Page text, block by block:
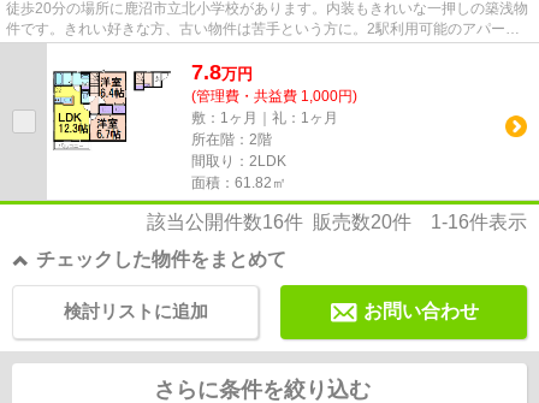
徒歩20分の場所に鹿沼市立北小学校があります。内装もきれいな一押しの築浅物
件です。きれい好きな方、古い物件は苦手という方に。2駅利用可能のアパート
7.8万円
(管理費・共益費 1,000円)
敷：1ヶ月｜礼：1ヶ月
所在階：2階
間取り：2LDK
面積：61.82㎡
該当公開件数16件 販売数20件 1-16件表示
チェックした物件をまとめて
お問い合わせ
検討リストに追加
さらに条件を絞り込む